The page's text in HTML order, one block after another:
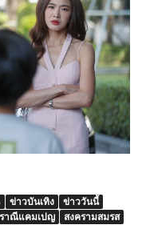
ข่าวบันเทิง
ข่าววันนี้
ราณีแคมเปญ
สงครามสมรส